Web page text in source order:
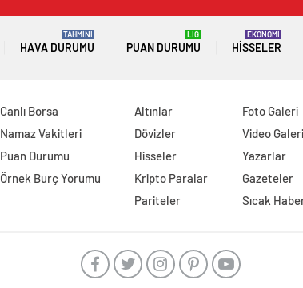
HAVA DURUMU
TAHMİNİ
PUAN DURUMU
LİG
HISSELER
EKONOMİ
Canlı Borsa
Namaz Vakitleri
Puan Durumu
Örnek Burç Yorumu
Altınlar
Dövizler
Hisseler
Kripto Paralar
Pariteler
Foto Galeri
Video Galeri
Yazarlar
Gazeteler
Sıcak